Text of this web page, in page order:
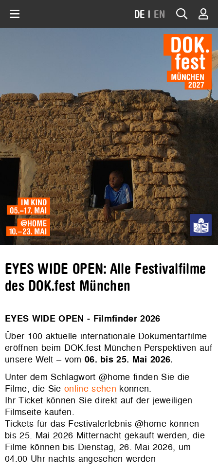
DE | EN
EYES WIDE OPEN: Alle Festivalfilme
des DOK.fest München
EYES WIDE OPEN - Filmfinder 2026
Über 100 aktuelle internationale Dokumentarfilme
eröffnen beim DOK.fest München Perspektiven auf
unsere Welt – vom 06. bis 25. Mai 2026.
Unter dem Schlagwort @home finden Sie die
Filme, die Sie online sehen können.
Ihr Ticket können Sie direkt auf der jeweiligen
Filmseite kaufen.
Tickets für das Festivalerlebnis @home können
bis 25. Mai 2026 Mitternacht gekauft werden, die
Filme können bis Dienstag, 26. Mai 2026, um
04.00 Uhr nachts angesehen werden